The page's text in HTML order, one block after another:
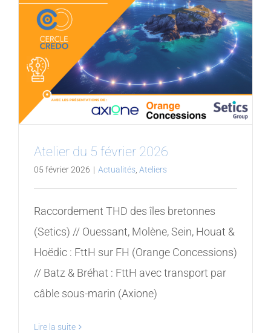
Atelier du 5 février 2026
05 février 2026 | Actualités Ateliers
Raccordement THD des îles bretonnes
(Setics) // Ouessant, Molène, Sein, Houat &
Hoëdic : FttH sur FH (Orange Concessions)
// Batz & Bréhat : FttH avec transport par
câble sous-marin (Axione)
Lire la suite